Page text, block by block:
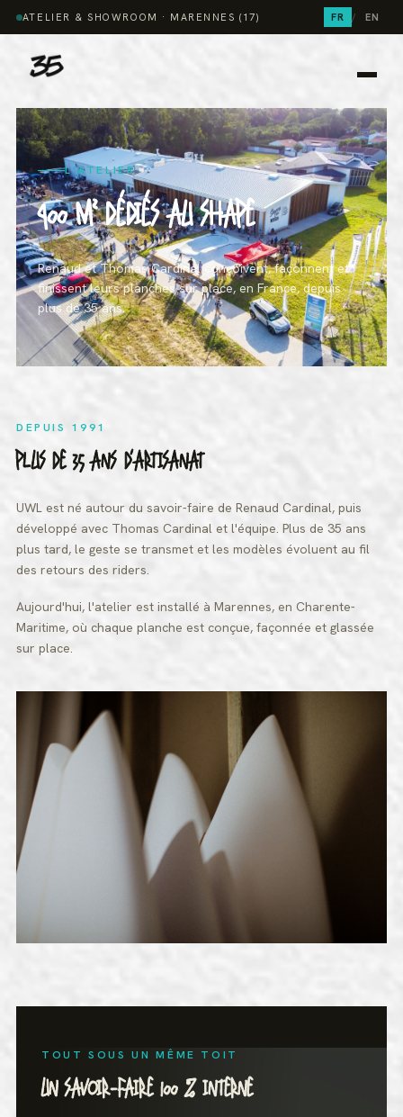
ATELIER & SHOWROOM · MARENNES (17) FR / EN
L'ATELIER
900 M² DÉDIÉS AU SHAPE
Renaud et Thomas Cardinal conçoivent, façonnent et
finissent leurs planches sur place, en France, depuis
plus de 35 ans.
DEPUIS 1991
PLUS DE 35 ANS D'ARTISANAT
UWL est né autour du savoir-faire de Renaud Cardinal, puis
développé avec Thomas Cardinal et l'équipe. Plus de 35 ans
plus tard, le geste se transmet et les modèles évoluent au fil
des retours des riders.
Aujourd'hui, l'atelier est installé à Marennes, en Charente-
Maritime, où chaque planche est conçue, façonnée et glassée
sur place.
TOUT SOUS UN MÊME TOIT
UN SAVOIR-FAIRE 100 % INTERNE